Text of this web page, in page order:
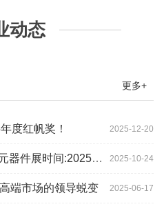
动态
更多+
2025-12-20
度红帆奖！
2025-10-24
时间:2025年10月28-
2025-06-17
端市场的领导蜕变